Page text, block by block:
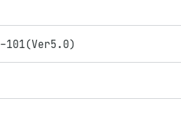
101(Ver5.0)